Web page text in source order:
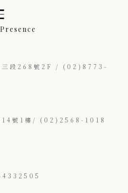
三段268號2F / (02)8773-
14號1樓/ (02)2568-1018